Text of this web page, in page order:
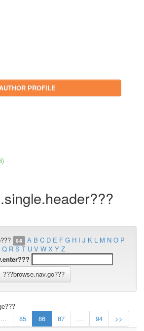
PROFILE
0-9 A B C D E F G H I J K L M N O P
Q R S T U V W X Y Z
… 85 86 87 … 94
>>